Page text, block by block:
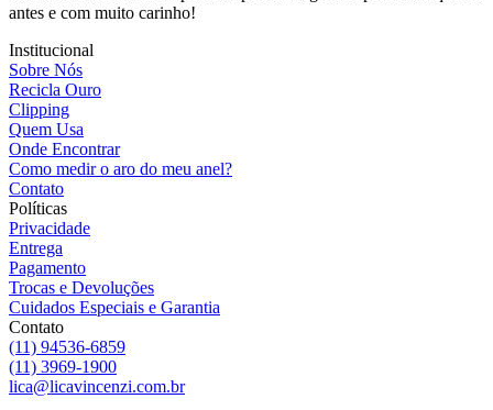
antes e com muito carinho!
Institucional
Sobre Nós
Recicla Ouro
Clipping
Quem Usa
Onde Encontrar
Como medir o aro do meu anel?
Contato
Políticas
Privacidade
Entrega
Pagamento
Trocas e Devoluções
Cuidados Especiais e Garantia
Contato
(11) 94536-6859
(11) 3969-1900
lica@licavincenzi.com.br